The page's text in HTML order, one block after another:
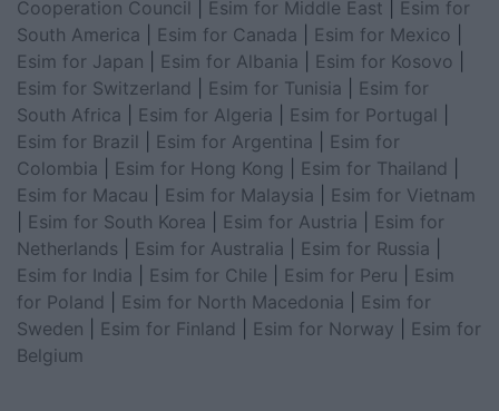
Cooperation Council
Esim for Middle East
Esim for
South America
Esim for Canada Esim for Mexico
Esim for Japan
Esim for Albania Esim for Kosovo
Esim for Switzerland
Esim for Tunisia
Esim for
South Africa
Esim for Algeria Esim for Portugal
Esim for Brazil
Esim for Argentina
Esim for
Colombia
Esim for Hong Kong Esim for Thailand
Esim for Macau
Esim for Malaysia
Esim for Vietnam
Esim for South Korea Esim for Austria
Esim for
Netherlands
Esim for Australia Esim for Russia
Esim for India
Esim for Chile Esim for Peru
Esim
for Poland
Esim for North Macedonia
Esim for
Sweden
Esim for Finland Esim for Norway
Esim for
Belgium